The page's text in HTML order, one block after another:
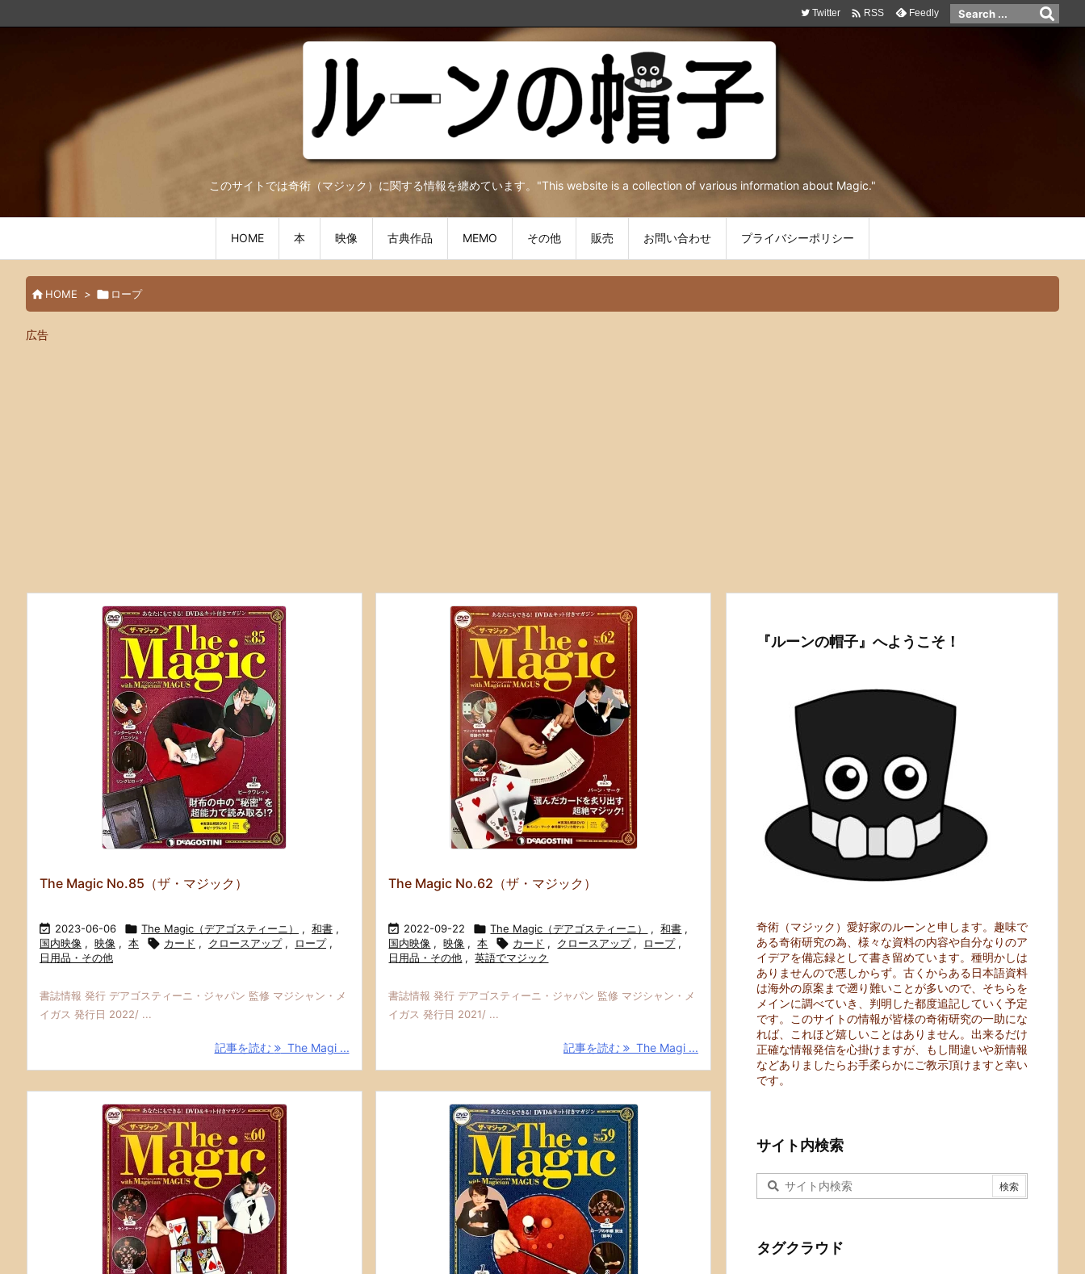
このサイトでは奇術（マジック）に関する情報を纏めています。"This website is a collection of various information about Magic."
HOME 本 映像 古典作品 MEMO その他 販売 お問い合わせ プライバシーポリシー
Twitter  RSS Feedly
 HOME >  ロープ
広告
The Magic No.85（ザ・マジック）
 2023-06-06  The Magic（デアゴスティーニ） , 和書 ,
国内映像 , 映像 , 本  カード , クロースアップ , ロープ ,
日用品・その他
書誌情報 発行 デアゴスティーニ・ジャパン 監修 マジシャン・メ
イガス 発行日 2022/ ...
記事を読む The Magi ...
The Magic No.62（ザ・マジック）
 2022-09-22  The Magic（デアゴスティーニ） , 和書 ,
国内映像 , 映像 , 本  カード , クロースアップ , ロープ ,
日用品・その他 , 英語でマジック
書誌情報 発行 デアゴスティーニ・ジャパン 監修 マジシャン・メ
イガス 発行日 2021/ ...
記事を読む The Magi ...
『ルーンの帽子』へようこそ！
奇術（マジック）愛好家のルーンと申します。趣味で
ある奇術研究の為、様々な資料の内容や自分なりのア
イデアを備忘録として書き留めています。種明かしは
ありませんので悪しからず。古くからある日本語資料
は海外の原案まで遡り難いことが多いので、そちらを
メインに調べていき、判明した都度追記していく予定
です。このサイトの情報が皆様の奇術研究の一助にな
れば、これほど嬉しいことはありません。出来るだけ
正確な情報発信を心掛けますが、もし間違いや新情報
などありましたらお手柔らかにご教示頂けますと幸い
です。
サイト内検索
タグクラウド